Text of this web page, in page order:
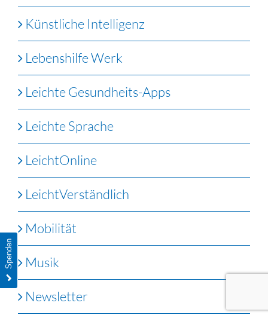
Künstliche Intelligenz
Lebenshilfe Werk
Leichte Gesundheits-Apps
Leichte Sprache
LeichtOnline
LeichtVerständlich
Mobilität
Musik
Newsletter
Spenden